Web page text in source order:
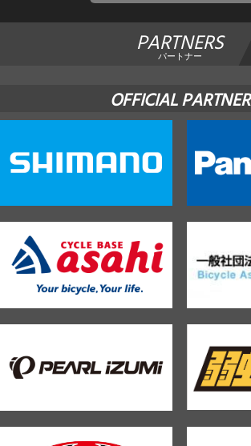
PARTNERS
パートナー
OFFICIAL PARTNER